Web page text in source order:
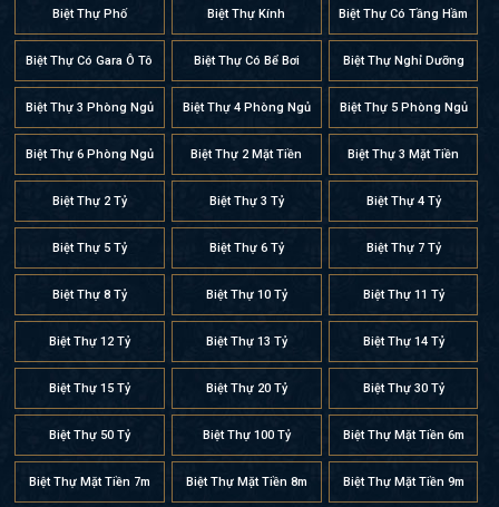
Biệt Thự Phố Biệt Thự Kính Biệt Thự Có Tầng Hầm
Biệt Thự Có Gara Ô Tô Biệt Thự Có Bể Bơi Biệt Thự Nghỉ Dưỡng
Biệt Thự 3 Phòng Ngủ Biệt Thự 4 Phòng Ngủ Biệt Thự 5 Phòng Ngủ
Biệt Thự 6 Phòng Ngủ Biệt Thự 2 Mặt Tiền Biệt Thự 3 Mặt Tiền
Biệt Thự 2 Tỷ Biệt Thự 3 Tỷ Biệt Thự 4 Tỷ
Biệt Thự 5 Tỷ Biệt Thự 6 Tỷ Biệt Thự 7 Tỷ
Biệt Thự 8 Tỷ Biệt Thự 10 Tỷ Biệt Thự 11 Tỷ
Biệt Thự 12 Tỷ Biệt Thự 13 Tỷ Biệt Thự 14 Tỷ
Biệt Thự 15 Tỷ Biệt Thự 20 Tỷ Biệt Thự 30 Tỷ
Biệt Thự 50 Tỷ Biệt Thự 100 Tỷ Biệt Thự Mặt Tiền 6m
Biệt Thự Mặt Tiền 7m Biệt Thự Mặt Tiền 8m Biệt Thự Mặt Tiền 9m